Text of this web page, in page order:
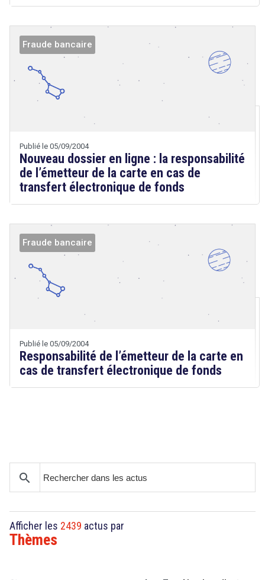
Droit
Technologies
Fraude bancaire
Publié le 05/09/2004
Nouveau dossier en ligne : la responsabilité
de l’émetteur de la carte en cas de
transfert électronique de fonds
Droit
Technologies
Fraude bancaire
Publié le 05/09/2004
Responsabilité de l’émetteur de la carte en
cas de transfert électronique de fonds
Technologies
search
Afficher les 2439 actus par
Thèmes
search